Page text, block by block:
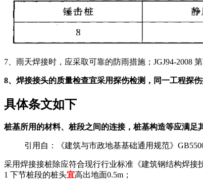
7、雨天焊接时，应采取可靠的防雨措施；JGJ94-2008 第
8、焊接接头的质量检查宜采用探伤检测，同一工程探
具体条文如下
桩基所用的材料、桩段之间的连接，桩基构造等应满足
引用自：《建筑与市政地基基础通用规范》
采用焊接接桩除应符合现行行业标准《建筑钢结构焊接
1 下节桩段的桩头宜高出地面0.5m；